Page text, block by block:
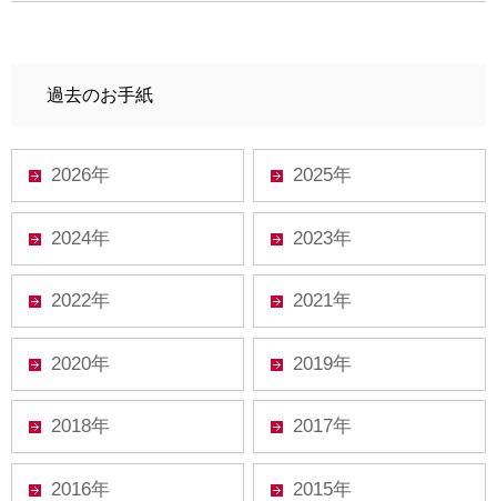
過去のお手紙
2026年 2025年
2024年 2023年
2022年 2021年
2020年 2019年
2018年 2017年
2016年 2015年